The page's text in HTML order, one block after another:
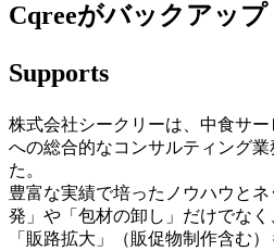
Cqreeがバックアップ
Supports
株式会社シークリーは、中食サ
への総合的なコンサルティング
た。
豊富な実績で培ったノウハウと
発」や「包材の卸し」だけでな
「販路拡大」（販促物制作含む